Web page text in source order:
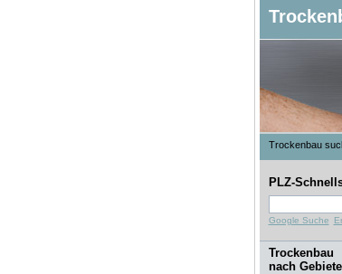
Trockenbau
PLZ-
Google Suche
Trockenbau
nach